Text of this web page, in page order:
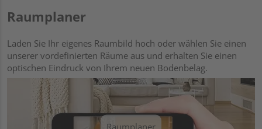
Raumplaner
Laden Sie Ihr eigenes Raumbild hoch oder wählen Sie einen
unserer vordefinierten Räume aus und erhalten Sie einen
optischen Eindruck von Ihrem neuen Bodenbelag.
Raumplaner